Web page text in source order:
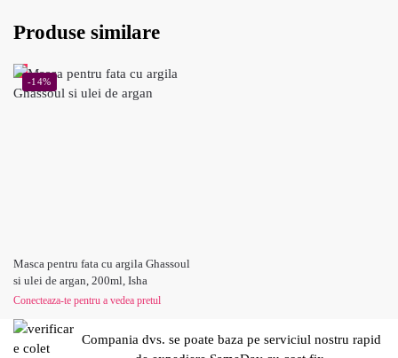
Produse similare
-14%
Masca pentru fata cu argila Ghassoul
si ulei de argan, 200ml, Isha
Conecteaza-te pentru a vedea pretul
Compania dvs. se poate baza pe serviciul nostru rapid